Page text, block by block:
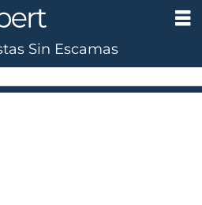
Sin Escamas